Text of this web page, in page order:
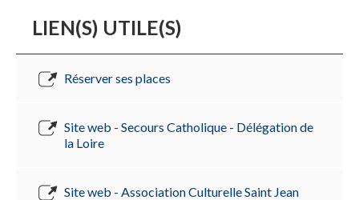
LIEN(S) UTILE(S)
Réserver ses places
Site web - Secours Catholique - Délégation de
la Loire
Site web - Association Culturelle Saint Jean